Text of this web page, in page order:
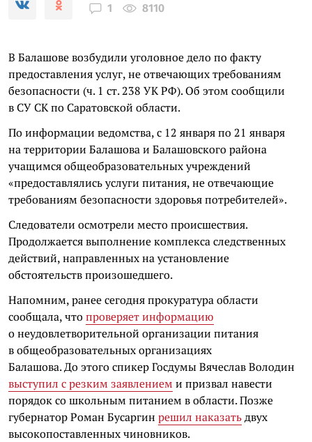
1 8110
В Балашове возбудили уголовное дело по факту
предоставления услуг, не отвечающих требованиям
безопасности (ч. 1 ст. 238 УК РФ). Об этом сообщили
в СУ СК по Саратовской области.
По информации ведомства, с 12 января по 21 января
на территории Балашова и Балашовского района
учащимся общеобразовательных учреждений
«предоставлялись услуги питания, не отвечающие
требованиям безопасности здоровья потребителей».
Следователи осмотрели место происшествия.
Продолжается выполнение комплекса следственных
действий, направленных на установление
обстоятельств произошедшего.
Напомним, ранее сегодня прокуратура области
сообщала, чтопроверяет информацию
о неудовлетворительной организации питания
в общеобразовательных организациях
Балашова. До этого спикер Госдумы Вячеслав Володин
выступил с резким заявлениеми призвал навести
порядок со школьным питанием в области. Позже
губернатор Роман Бусаргин решил наказатьдвух
высокопоставленных чиновников.